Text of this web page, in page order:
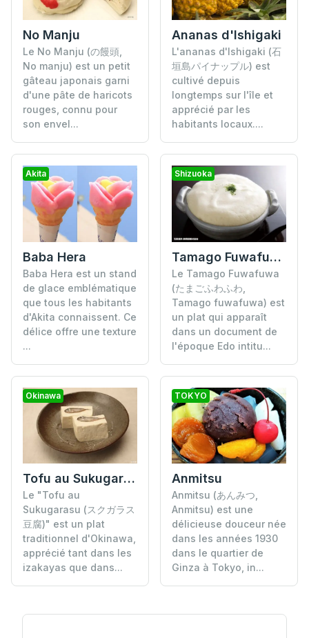
No Manju
Le No Manju (の饅頭,
No manju) est un petit
gâteau japonais garni
d'une pâte de haricots
rouges, connu pour
son envel...
Ananas d'Ishigaki
L'ananas d'Ishigaki (石
垣島パイナップル) est
cultivé depuis
longtemps sur l'île et
apprécié par les
habitants locaux....
Akita
Baba Hera
Baba Hera est un stand
de glace emblématique
que tous les habitants
d'Akita connaissent. Ce
délice offre une texture
...
Shizuoka
Tamago Fuwafuwa
Le Tamago Fuwafuwa
(たまごふわふわ,
Tamago fuwafuwa) est
un plat qui apparaît
dans un document de
l'époque Edo intitu...
Okinawa
Tofu au Sukugarasu
Le "Tofu au
Sukugarasu (スクガラス
豆腐)" est un plat
traditionnel d'Okinawa,
apprécié tant dans les
izakayas que dans...
TOKYO
Anmitsu
Anmitsu (あんみつ,
Anmitsu) est une
délicieuse douceur née
dans les années 1930
dans le quartier de
Ginza à Tokyo, in...